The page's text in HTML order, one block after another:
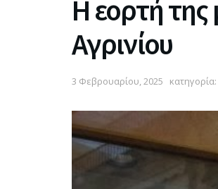
Η εορτή
Αγρινίου
3 Φεβρουαρίου, 2025 κατηγορία: